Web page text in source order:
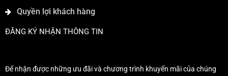
Quyền lợi khách hàng
ĐĂNG KÝ NHẬN THÔNG TIN
Để nhận được những ưu đãi và chương trình khuyến mãi của chúng